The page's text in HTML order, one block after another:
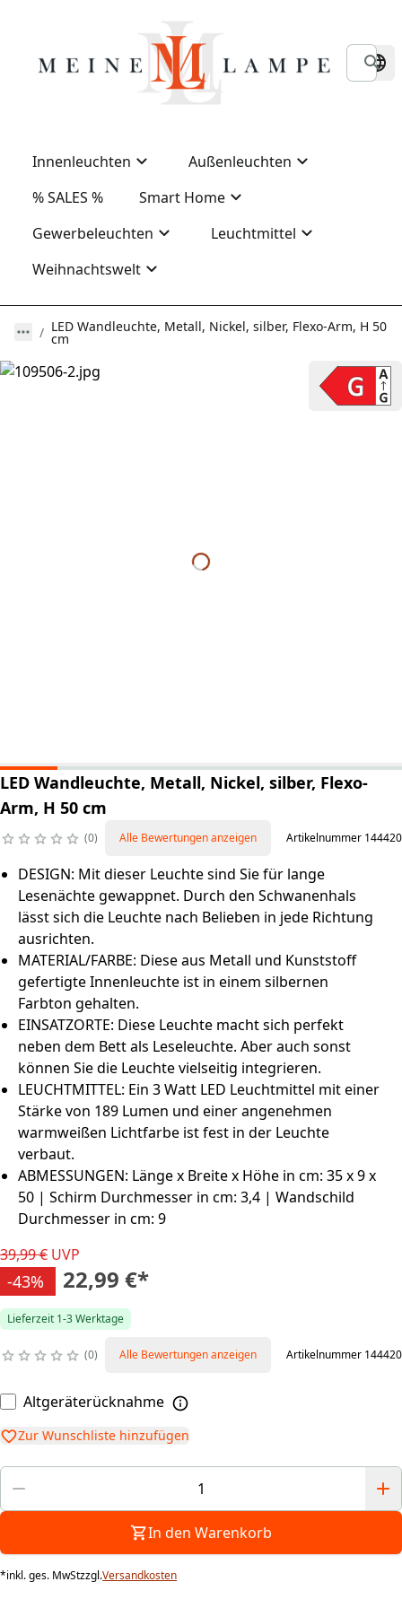
Innenleuchten
Außenleuchten
% SALES %
Smart Home
Gewerbeleuchten
Leuchtmittel
Weihnachtswelt
LED Wandleuchte, Metall, Nickel, silber, Flexo-Arm, H 50
cm
LED Wandleuchte, Metall, Nickel, silber, Flexo-
Arm, H 50 cm
0 Alle Bewertungen anzeigen Artikelnummer 144420
DESIGN: Mit dieser Leuchte sind Sie für lange
Lesenächte gewappnet. Durch den Schwanenhals
lässt sich die Leuchte nach Belieben in jede Richtung
ausrichten.
MATERIAL/FARBE: Diese aus Metall und Kunststoff
gefertigte Innenleuchte ist in einem silbernen
Farbton gehalten.
EINSATZORTE: Diese Leuchte macht sich perfekt
neben dem Bett als Leseleuchte. Aber auch sonst
können Sie die Leuchte vielseitig integrieren.
LEUCHTMITTEL: Ein 3 Watt LED Leuchtmittel mit einer
Stärke von 189 Lumen und einer angenehmen
warmweißen Lichtfarbe ist fest in der Leuchte
verbaut.
ABMESSUNGEN: Länge x Breite x Höhe in cm: 35 x 9 x
50 | Schirm Durchmesser in cm: 3,4 | Wandschild
Durchmesser in cm: 9
39,99 € UVP
-43% 22,99 €*
Lieferzeit 1-3 Werktage
0 Alle Bewertungen anzeigen Artikelnummer 144420
Altgeräterücknahme
Zur Wunschliste hinzufügen
In den Warenkorb
*inkl. ges. MwStzzgl.Versandkosten